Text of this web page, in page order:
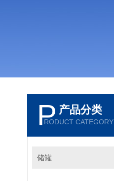
P 产品分类
RODUCT CATEGORY
储罐